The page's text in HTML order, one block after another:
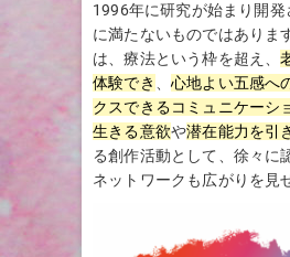
1996年に研究が始まり開
に満たないものではありま
は、療法という枠を超え、
体験でき 、心地よい五感へ
クスできるコミュニケーシ
生きる意欲や潜在能力を引
る創作活動として、徐々に
ネットワークも広がりを見